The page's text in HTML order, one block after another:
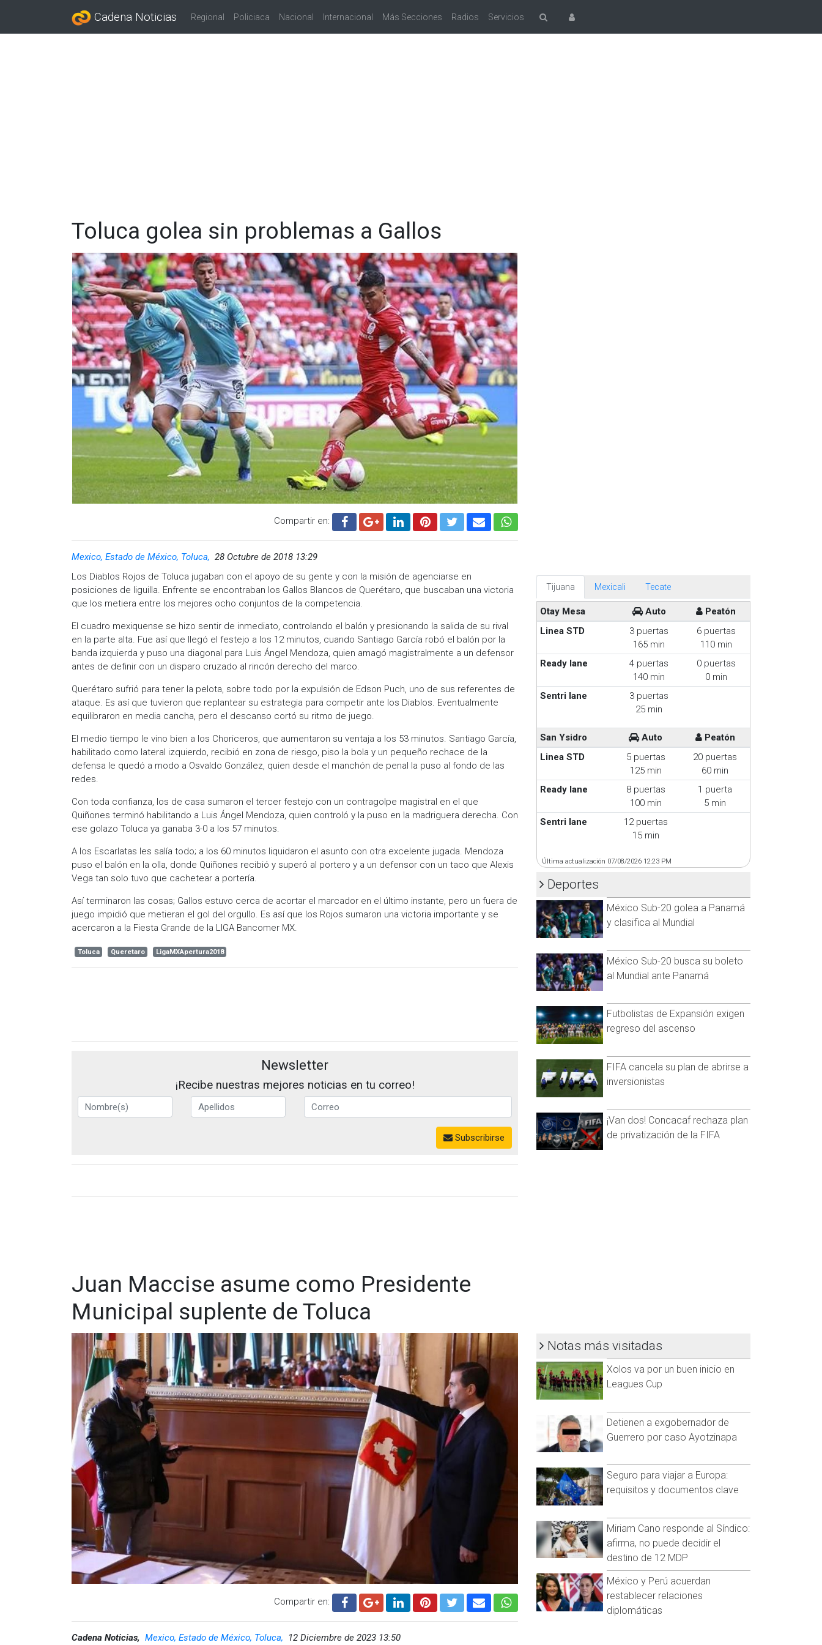
Cadena Noticias Regional Policiaca Nacional Internacional Más Secciones Radios Servicios
Toluca golea sin problemas a Gallos
Compartir en:
Mexico, Estado de México, Toluca, 28 Octubre de 2018 13:29
Los Diablos Rojos de Toluca jugaban con el apoyo de su gente y con la misión de agenciarse en
posiciones de liguilla. Enfrente se encontraban los Gallos Blancos de Querétaro, que buscaban una victoria
que los metiera entre los mejores ocho conjuntos de la competencia.
El cuadro mexiquense se hizo sentir de inmediato, controlando el balón y presionando la salida de su rival
en la parte alta. Fue así que llegó el festejo a los 12 minutos, cuando Santiago García robó el balón por la
banda izquierda y puso una diagonal para Luis Ángel Mendoza, quien amagó magistralmente a un defensor
antes de definir con un disparo cruzado al rincón derecho del marco.
Querétaro sufrió para tener la pelota, sobre todo por la expulsión de Edson Puch, uno de sus referentes de
ataque. Es así que tuvieron que replantear su estrategia para competir ante los Diablos. Eventualmente
equilibraron en media cancha, pero el descanso cortó su ritmo de juego.
El medio tiempo le vino bien a los Choriceros, que aumentaron su ventaja a los 53 minutos. Santiago García,
habilitado como lateral izquierdo, recibió en zona de riesgo, piso la bola y un pequeño rechace de la
defensa le quedó a modo a Osvaldo González, quien desde el manchón de penal la puso al fondo de las
redes.
Con toda confianza, los de casa sumaron el tercer festejo con un contragolpe magistral en el que
Quiñones terminó habilitando a Luis Ángel Mendoza, quien controló y la puso en la madriguera derecha. Con
ese golazo Toluca ya ganaba 3-0 a los 57 minutos.
A los Escarlatas les salía todo; a los 60 minutos liquidaron el asunto con otra excelente jugada. Mendoza
puso el balón en la olla, donde Quiñones recibió y superó al portero y a un defensor con un taco que Alexis
Vega tan solo tuvo que cachetear a portería.
Así terminaron las cosas; Gallos estuvo cerca de acortar el marcador en el último instante, pero un fuera de
juego impidió que metieran el gol del orgullo. Es así que los Rojos sumaron una victoria importante y se
acercaron a la Fiesta Grande de la LIGA Bancomer MX.
Toluca Queretaro LigaMXApertura2018
Newsletter
¡Recibe nuestras mejores noticias en tu correo!
Subscribirse
Juan Maccise asume como Presidente
Municipal suplente de Toluca
Compartir en:
Cadena Noticias, Mexico, Estado de México, Toluca,
12 Diciembre de 2023 13:50
Tijuana Mexicali Tecate
Otay Mesa Auto
Peatón
Linea STD
3 puertas
165 min
6 puertas
110 min
Ready lane
4 puertas
140 min
0 puertas
0 min
Sentri lane
3 puertas
25 min
San Ysidro Auto
Peatón
Linea STD
5 puertas
125 min
20 puertas
60 min
Ready lane
8 puertas
100 min
1 puerta
5 min
Sentri lane
12 puertas
15 min
Última actualización 07/08/2026 12:23 PM
Deportes
México Sub-20 golea a Panamá
y clasifica al Mundial
México Sub-20 busca su boleto
al Mundial ante Panamá
Futbolistas de Expansión exigen
regreso del ascenso
FIFA cancela su plan de abrirse a
inversionistas
¡Van dos! Concacaf rechaza plan
de privatización de la FIFA
Notas más visitadas
Xolos va por un buen inicio en
Leagues Cup
Detienen a exgobernador de
Guerrero por caso Ayotzinapa
Seguro para viajar a Europa:
requisitos y documentos clave
Miriam Cano responde al Síndico:
afirma, no puede decidir el
destino de 12 MDP
México y Perú acuerdan
restablecer relaciones
diplomáticas